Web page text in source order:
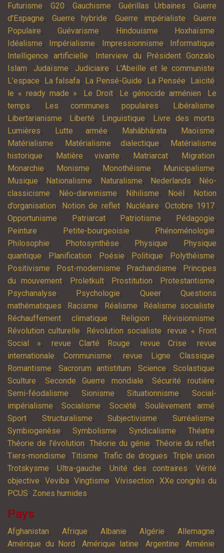
Futurisme, G20, Gauchisme,Guérillas Urbaines,Guerre
d'Espagne,Guerre hybride,Guerre impérialiste,Guerre
Populaire,Guévarisme, Hindouisme, Hoxhaïsme,
Idéalisme, Impérialisme, Impressionnisme, Informatique,
Intelligence artificielle, Interview du Président Gonzalo,
Islam, Judaïsme, Judiciaire, L'Abeille et le communiste,
L’espace, La falsafa, La Pensé-Guide, La Pensée, Laïcité,
le « ready made », Le Droit, Le génocide arménien,
Le
temps, Les communes populaires, Libéralisme,
Libertarianisme, Liberté, Linguistique, Livre des morts,
Lumières, Lutte armée, Mahâbhârata, Maoïsme,
Matérialisme, Matérialisme dialectique,
Matérialisme
historique, Matière vivante, Matriarcat, Migration,
Monarchie, Monisme, Monothéisme, Municipalisme,
Musique, Nationalisme, Naturalisme, Nederlands,
Néo-
classicisme, Néo-darwinisme, Nihilisme, Noël ,
Notion
d’organisation, Notion de reflet, Nucléaire, Octobre 1917,
Opportunisme, Patriarcat, Patriotisme, Pédagogie,
Peinture, Petite-bourgeoisie, Phénoménologie,
Philosophie, Photosynthèse, Physique,
Physique
quantique, Planification, Poésie, Politique, Polythéisme,
Positivisme, Post-modernisme, Prachandisme,
Principes
du mouvement, Proletkult, Prostitution, Protestantisme,
Psychanalyse, Psychologie, Queer,Questions
mathématiques, Racisme, Réalisme, Réalisme socialiste,
Réchauffement climatique, Religion, Révisionnisme,
Révolution culturelle, Révolution socialiste,revue « Front
Social », revue Clarté Rouge, revue Crise, revue
internationale Communisme, revue Ligne Classique,
Romantisme,Sacrorum antistitum, Science, Scolastique,
Sculture, Seconde Guerre mondiale,Sécurité routière,
Semi-féodalisme, Sionisme,Situationnisme,Social-
impérialisme,Socialisme, Société, Soulèvement armé,
Sport, Structuralisme,Subjectivisme,Surréalisme,
Symbiogenèse,Symbolisme, Syndicalisme,Théatre,
Théorie de l'évolution,Théorie du génie, Théorie du reflet,
Tiers-mondisme, Titisme,Trafic de drogues,Triple union,
Trotskysme,Ultra-gauche, Unité des contraires,Vérité
objective, Veviba,Vingtisme,Vivisection, XXe congrès du
PCUS, Zones humides,
Pays
Afghanistan, Afrique, Albanie, Algérie, Allemagne,
Amérique du Nord , Amérique latine, Argentine, Arménie,